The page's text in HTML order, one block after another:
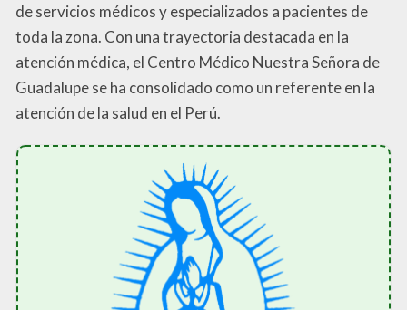
de servicios médicos y especializados a pacientes de
toda la zona. Con una trayectoria destacada en la
atención médica, el Centro Médico Nuestra Señora de
Guadalupe se ha consolidado como un referente en la
atención de la salud en el Perú.